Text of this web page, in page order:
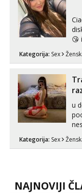
😘
tijelu Iskljucivo
Kategorija: Sex
u
Kategorija: Sex
NAJNOVIJI